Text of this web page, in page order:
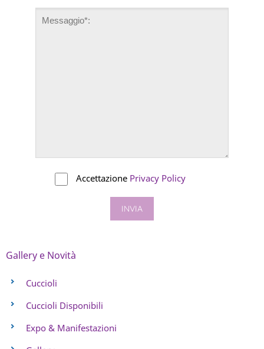
Accettazione Privacy Policy
Gallery e Novità
Cuccioli
Cuccioli Disponibili
Expo & Manifestazioni